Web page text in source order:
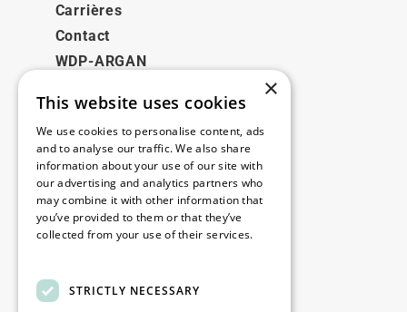
Carrières
Contact
WDP-ARGAN
Juridique
Disclaimer
Politique de confidentialité
Cookie Policy
Contact
×
This website uses cookies
We use cookies to personalise content, ads
and to analyse our traffic. We also share
information about your use of our site with
our advertising and analytics partners who
may combine it with other information that
you’ve provided to them or that they’ve
collected from your use of their services.
STRICTLY NECESSARY